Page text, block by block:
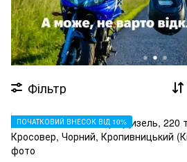
Фільтр
ПОЧАТКОВИЙ ВНЕСОК ВІД 10%